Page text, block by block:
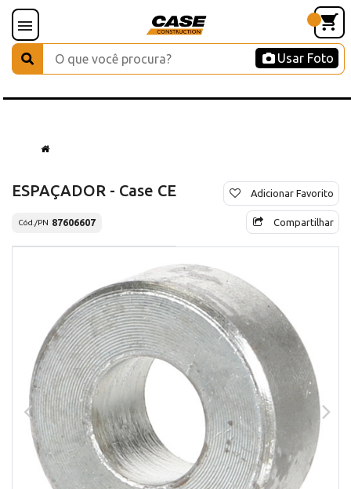
Usar Foto
ESPAÇADOR - Case CE
Cód./PN 87606607
Adicionar Favorito
Compartilhar